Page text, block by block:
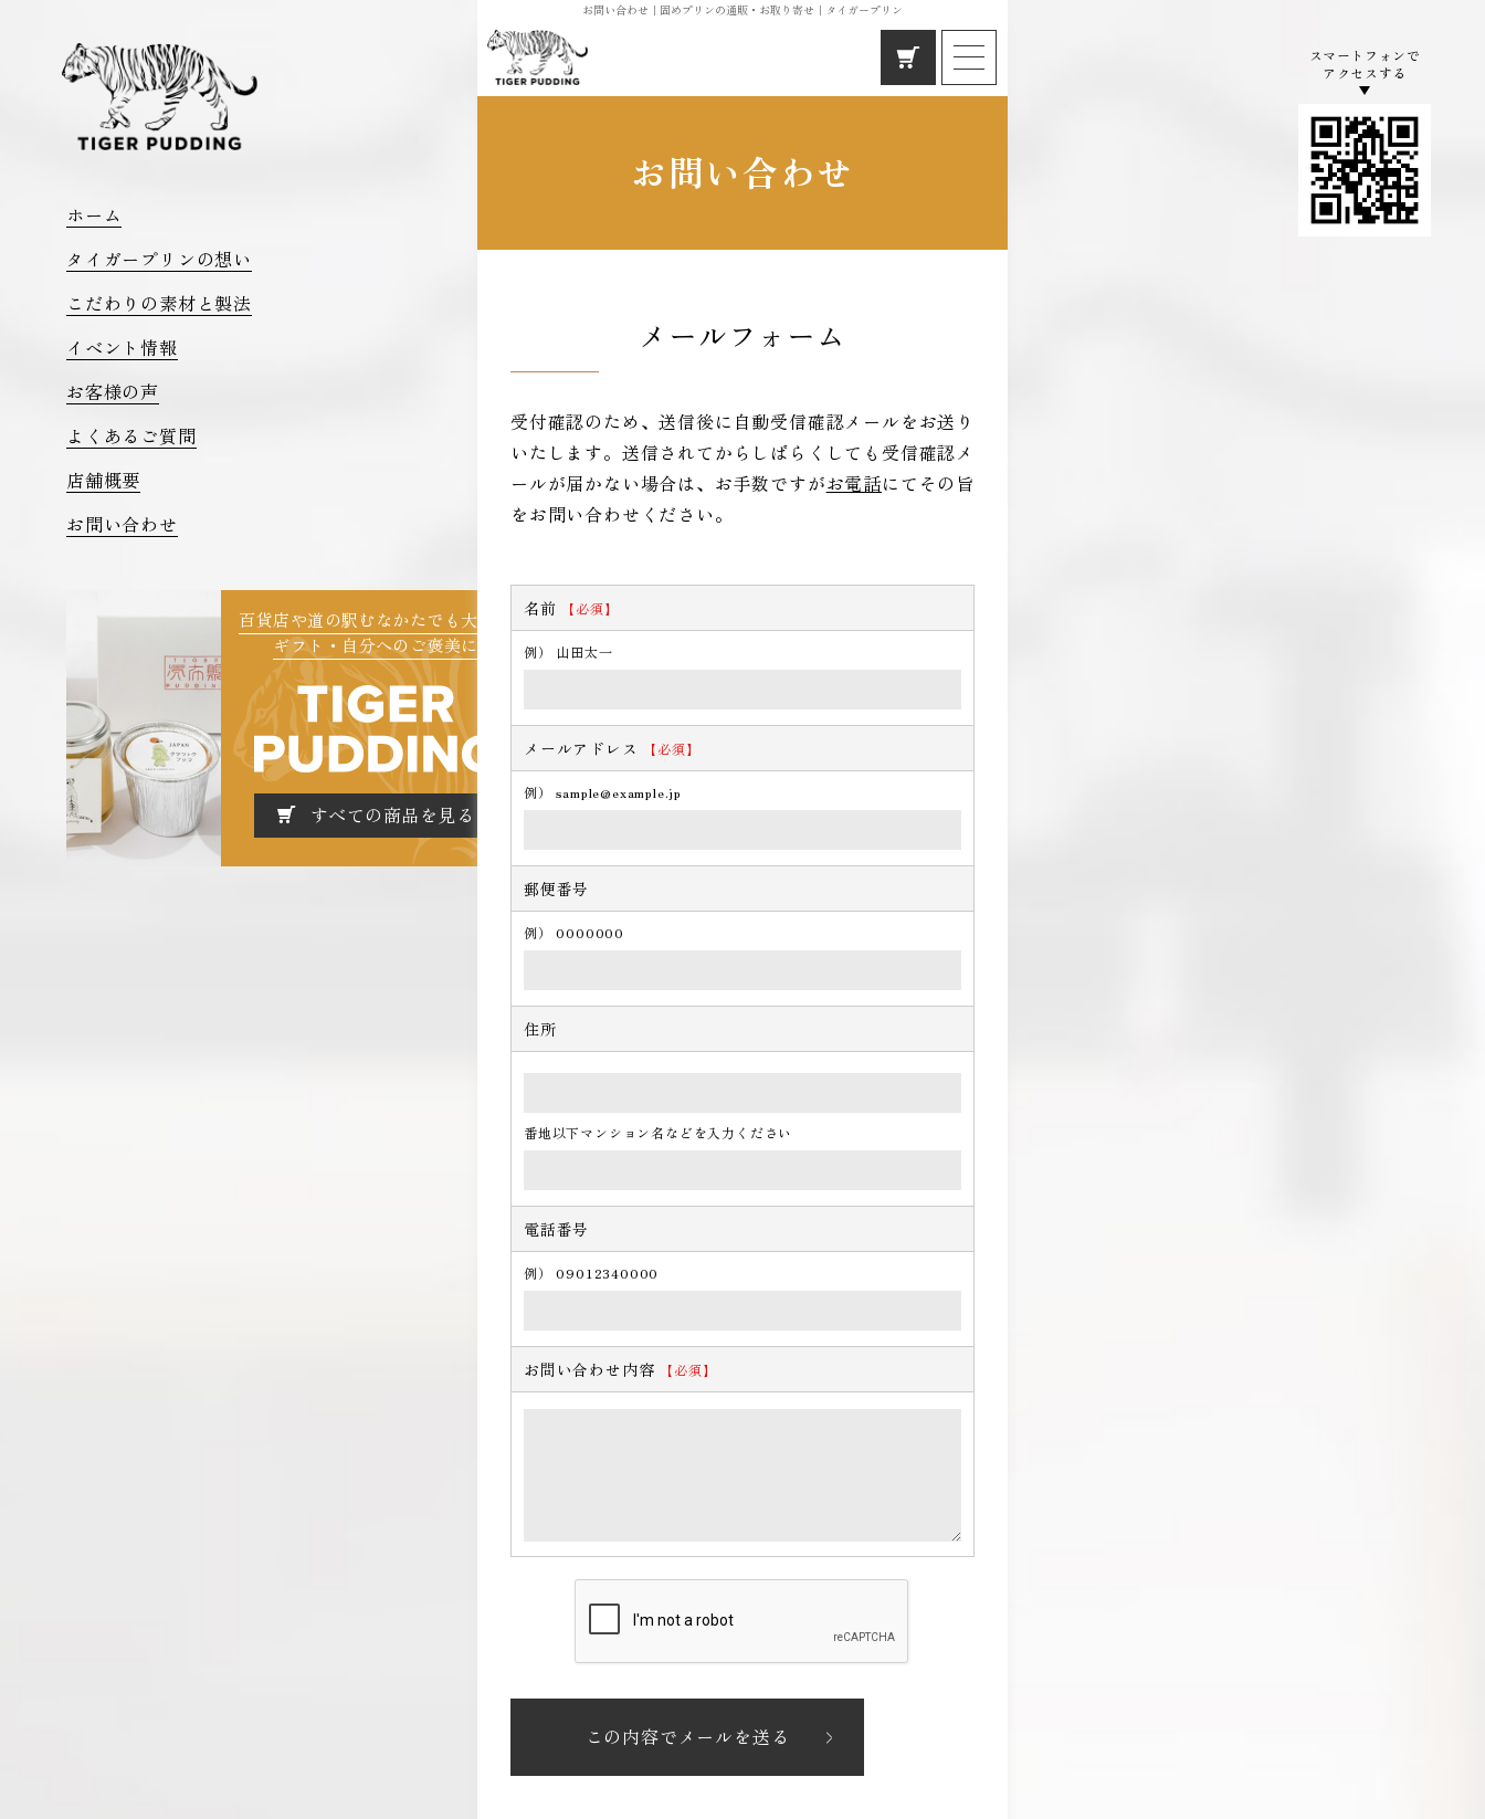
お問い合わせ｜固めプリンの通販・お取り寄せ｜タイガープリン
ホーム
こだわりの素材と製法
百貨店や道の駅むなかたでも大人気
ギフト・自分へのご褒美に
お問い合わせ
メールフォーム
受付確認のため、送信後に自動受信確認メールをお送り
いたします。送信されてからしばらくしても受信確認メ
ールが届かない場合は、お手数ですがお電話にてその旨
をお問い合わせください。
名前【必須】
例） 山田太一
メールアドレス【必須】
例） sample@example.jp
郵便番号
例） 0000000
住所
番地以下マンション名などを入力ください
電話番号
例） 09012340000
お問い合わせ内容【必須】
この内容でメールを送る
ホーム
タイガープリンの想い
こだわりの素材と製法
イベント情報
お客様の声
よくあるご質問
店舗概要
お問い合わせ
百貨店や道の駅むなかたでも大人気
ギフト・自分へのご褒美に
すべての商品を見る
スマートフォンで
アクセスする